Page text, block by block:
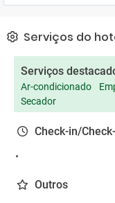
Serviços do
Serviços
Ar-condicionado
Secador
Check-in/
Outros